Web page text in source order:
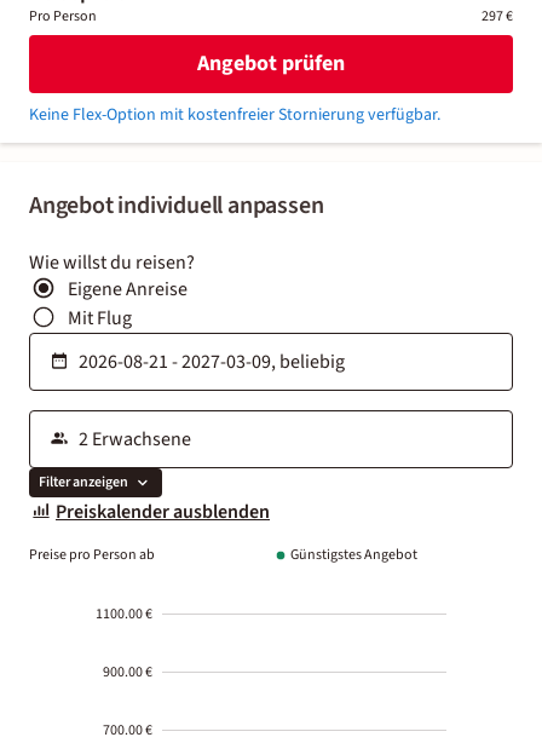
Angebot individuell anpassen
Wie willst du reisen?
Eigene Anreise
Mit Flug
Filter anzeigen
Preiskalender ausblenden
Preise pro Person ab Günstigstes Angebot
1100.00 €
900.00 €
700.00 €
Pro Person 297 €
Angebot prüfen
Keine Flex-Option mit kostenfreier Stornierung verfügbar.